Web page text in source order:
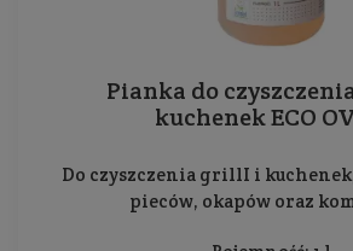
Pianka do
kuchenek ECO
Do czyszczenia grillI i
pieców, okapów oraz